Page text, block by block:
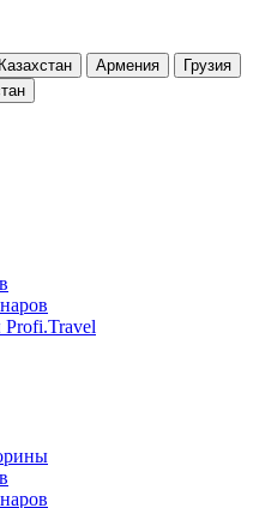
Казахстан Армения
Грузия